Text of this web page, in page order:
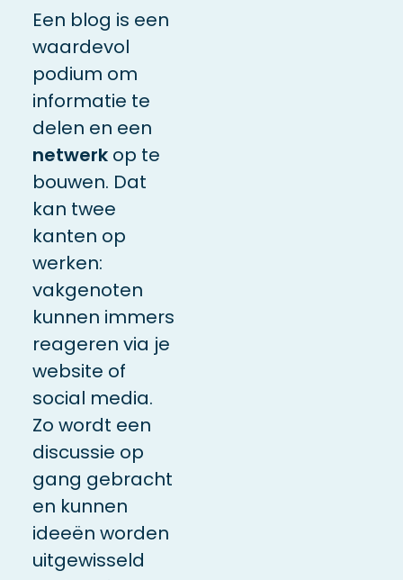
Een blog is een
waardevol
podium om
informatie te
delen en een
netwerkop te
bouwen. Dat
kan twee
kanten op
werken:
vakgenoten
kunnen immers
reageren via je
website of
social media.
Zo wordt een
discussie op
gang gebracht
en kunnen
ideeën worden
uitgewisseld